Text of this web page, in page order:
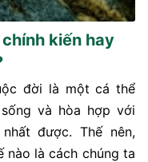
kiến hay
đời là một cá thể
và hòa hợp với
được. Thế nên,
nào là cách chúng ta